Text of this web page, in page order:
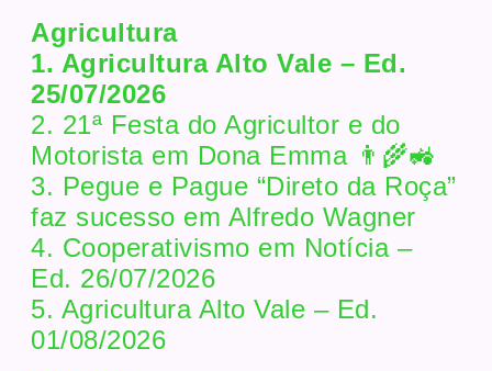
Agricultura
1. Agricultura Alto Vale – Ed.
25/07/2026
2. 21ª Festa do Agricultor e do
Motorista em Dona Emma 👨‍🌾🚜
3. Pegue e Pague “Direto da Roça”
faz sucesso em Alfredo Wagner
4. Cooperativismo em Notícia –
Ed. 26/07/2026
5. Agricultura Alto Vale – Ed.
01/08/2026